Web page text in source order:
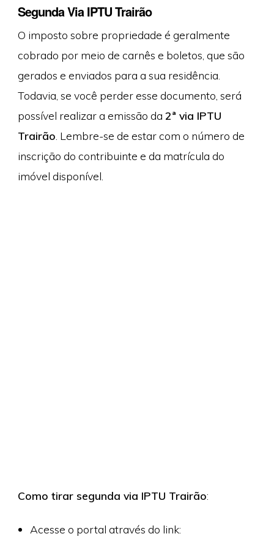
Segunda Via IPTU Trairão
O imposto sobre propriedade é geralmente
cobrado por meio de carnês e boletos, que são
gerados e enviados para a sua residência.
Todavia, se você perder esse documento, será
possível realizar a emissão da 2ª via IPTU
Trairão . Lembre-se de estar com o número de
inscrição do contribuinte e da matrícula do
imóvel disponível.
Como tirar segunda via IPTU Trairão:
Acesse o portal através do link: